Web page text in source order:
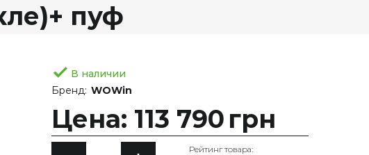
пуф
В наличии
Бренд: WOWin
Цена: 113 790 грн
Рейтинг товара: